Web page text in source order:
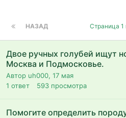
НАЗАД Страница 1
Двое ручных голубей ищут
Москва и Подмосковье.
Автор uh000, 17 мая
1 ответ 593 просмотра
Помогите определить